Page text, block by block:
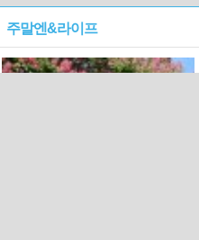
주말엔&라이프